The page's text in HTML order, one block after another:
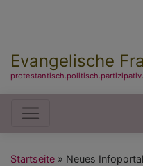
Evangelische
protestantisch.politisch.partizipativ.
Startseite
Neues